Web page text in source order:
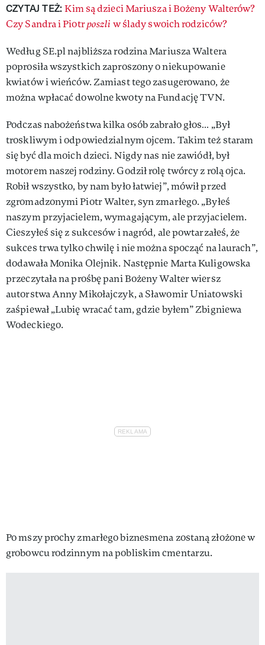
CZYTAJ TEŻ:Kim są dzieci Mariusza i Bożeny Walterów?
Czy Sandra i Piotrposzli w ślady swoich rodziców?
Według SE.pl najbliższa rodzina Mariusza Waltera
poprosiła wszystkich zaproszony o niekupowanie
kwiatów i wieńców. Zamiast tego zasugerowano, że
można wpłacać dowolne kwoty na Fundację TVN.
Podczas nabożeństwa kilka osób zabrało głos… „Był
troskliwym i odpowiedzialnym ojcem. Takim też staram
się być dla moich dzieci. Nigdy nas nie zawiódł, był
motorem naszej rodziny. Godził rolę twórcy z rolą ojca.
Robił wszystko, by nam było łatwiej”, mówił przed
zgromadzonymi Piotr Walter, syn zmarłego. „Byłeś
naszym przyjacielem, wymagającym, ale przyjacielem.
Cieszyłeś się z sukcesów i nagród, ale powtarzałeś, że
sukces trwa tylko chwilę i nie można spocząć na laurach”,
dodawała Monika Olejnik. Następnie Marta Kuligowska
przeczytała na prośbę pani Bożeny Walter wiersz
autorstwa Anny Mikołajczyk, a Sławomir Uniatowski
zaśpiewał „Lubię wracać tam, gdzie byłem” Zbigniewa
Wodeckiego.
Po mszy prochy zmarłego biznesmena zostaną złożone w
grobowcu rodzinnym na pobliskim cmentarzu.